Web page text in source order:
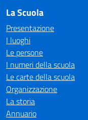
La Scuola
Presentazione
I luoghi
Le persone
I numeri della scuola
Le carte della scuola
Organizzazione
La storia
Annuario